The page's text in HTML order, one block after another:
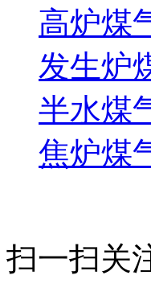
高炉煤
发生炉
半水煤
焦炉煤
扫一扫关